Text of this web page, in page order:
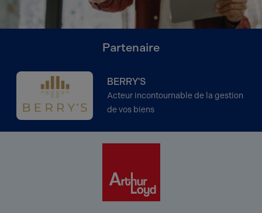
Partenaire
BERRY'S
Acteur incontournable de la gestion
de vos biens